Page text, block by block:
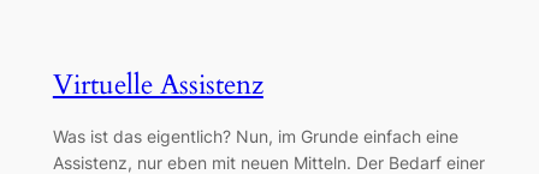
Virtuelle Assistenz
Was ist das eigentlich? Nun, im Grunde einfach eine
Assistenz, nur eben mit neuen Mitteln. Der Bedarf einer